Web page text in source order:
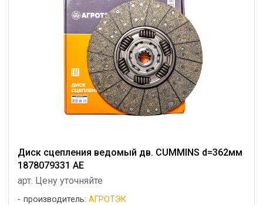
Диск сцепления ведомый дв. CUMMINS d=362мм
1878079331 АЕ
арт. Цену уточняйте
производитель:АГРОТЭК